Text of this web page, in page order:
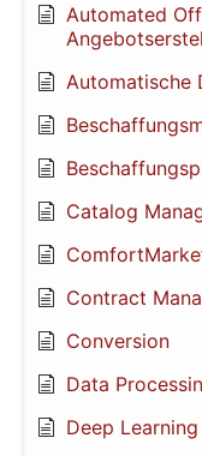
Automated
Automatische
Catalog
Contract
Conversion
Data
Deep Learning